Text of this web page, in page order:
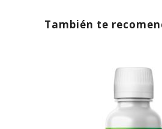
También te